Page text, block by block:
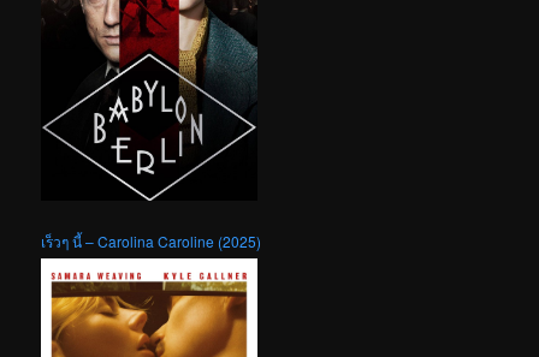
เร็วๆ นี้ – Carolina Caroline (2025)